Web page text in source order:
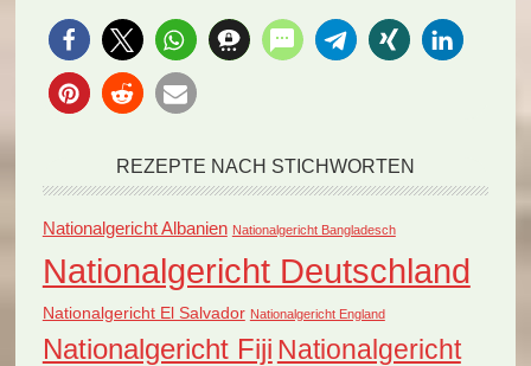
REZEPTE NACH STICHWORTEN
Nationalgericht Albanien Nationalgericht Bangladesch
Nationalgericht Deutschland
Nationalgericht El Salvador Nationalgericht England
Nationalgericht Fiji Nationalgericht